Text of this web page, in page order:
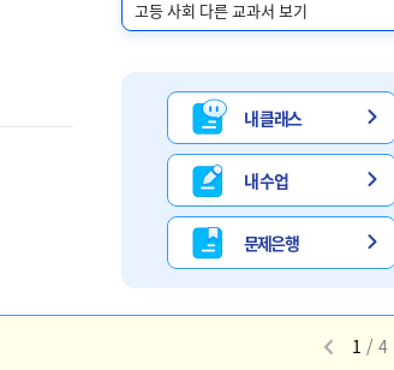
내 클래스
내 수업
문제은행
1 / 4